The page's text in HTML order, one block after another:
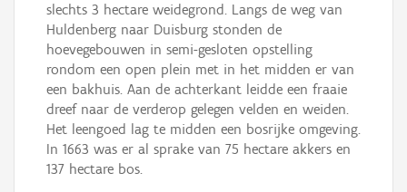
slechts 3 hectare weidegrond. Langs de weg van
Huldenberg naar Duisburg stonden de
hoevegebouwen in semi-gesloten opstelling
rondom een open plein met in het midden er van
een bakhuis. Aan de achterkant leidde een fraaie
dreef naar de verderop gelegen velden en weiden.
Het leengoed lag te midden een bosrijke omgeving.
In 1663 was er al sprake van 75 hectare akkers en
137 hectare bos.